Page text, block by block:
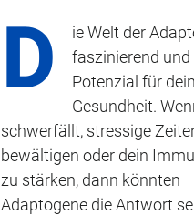
D
ie Welt der
faszinierend und
Potenzial für
Gesundheit.
schwerfällt, stressige
bewältigen oder dein
zu stärken, dann könnten
Adaptogene die Antwort